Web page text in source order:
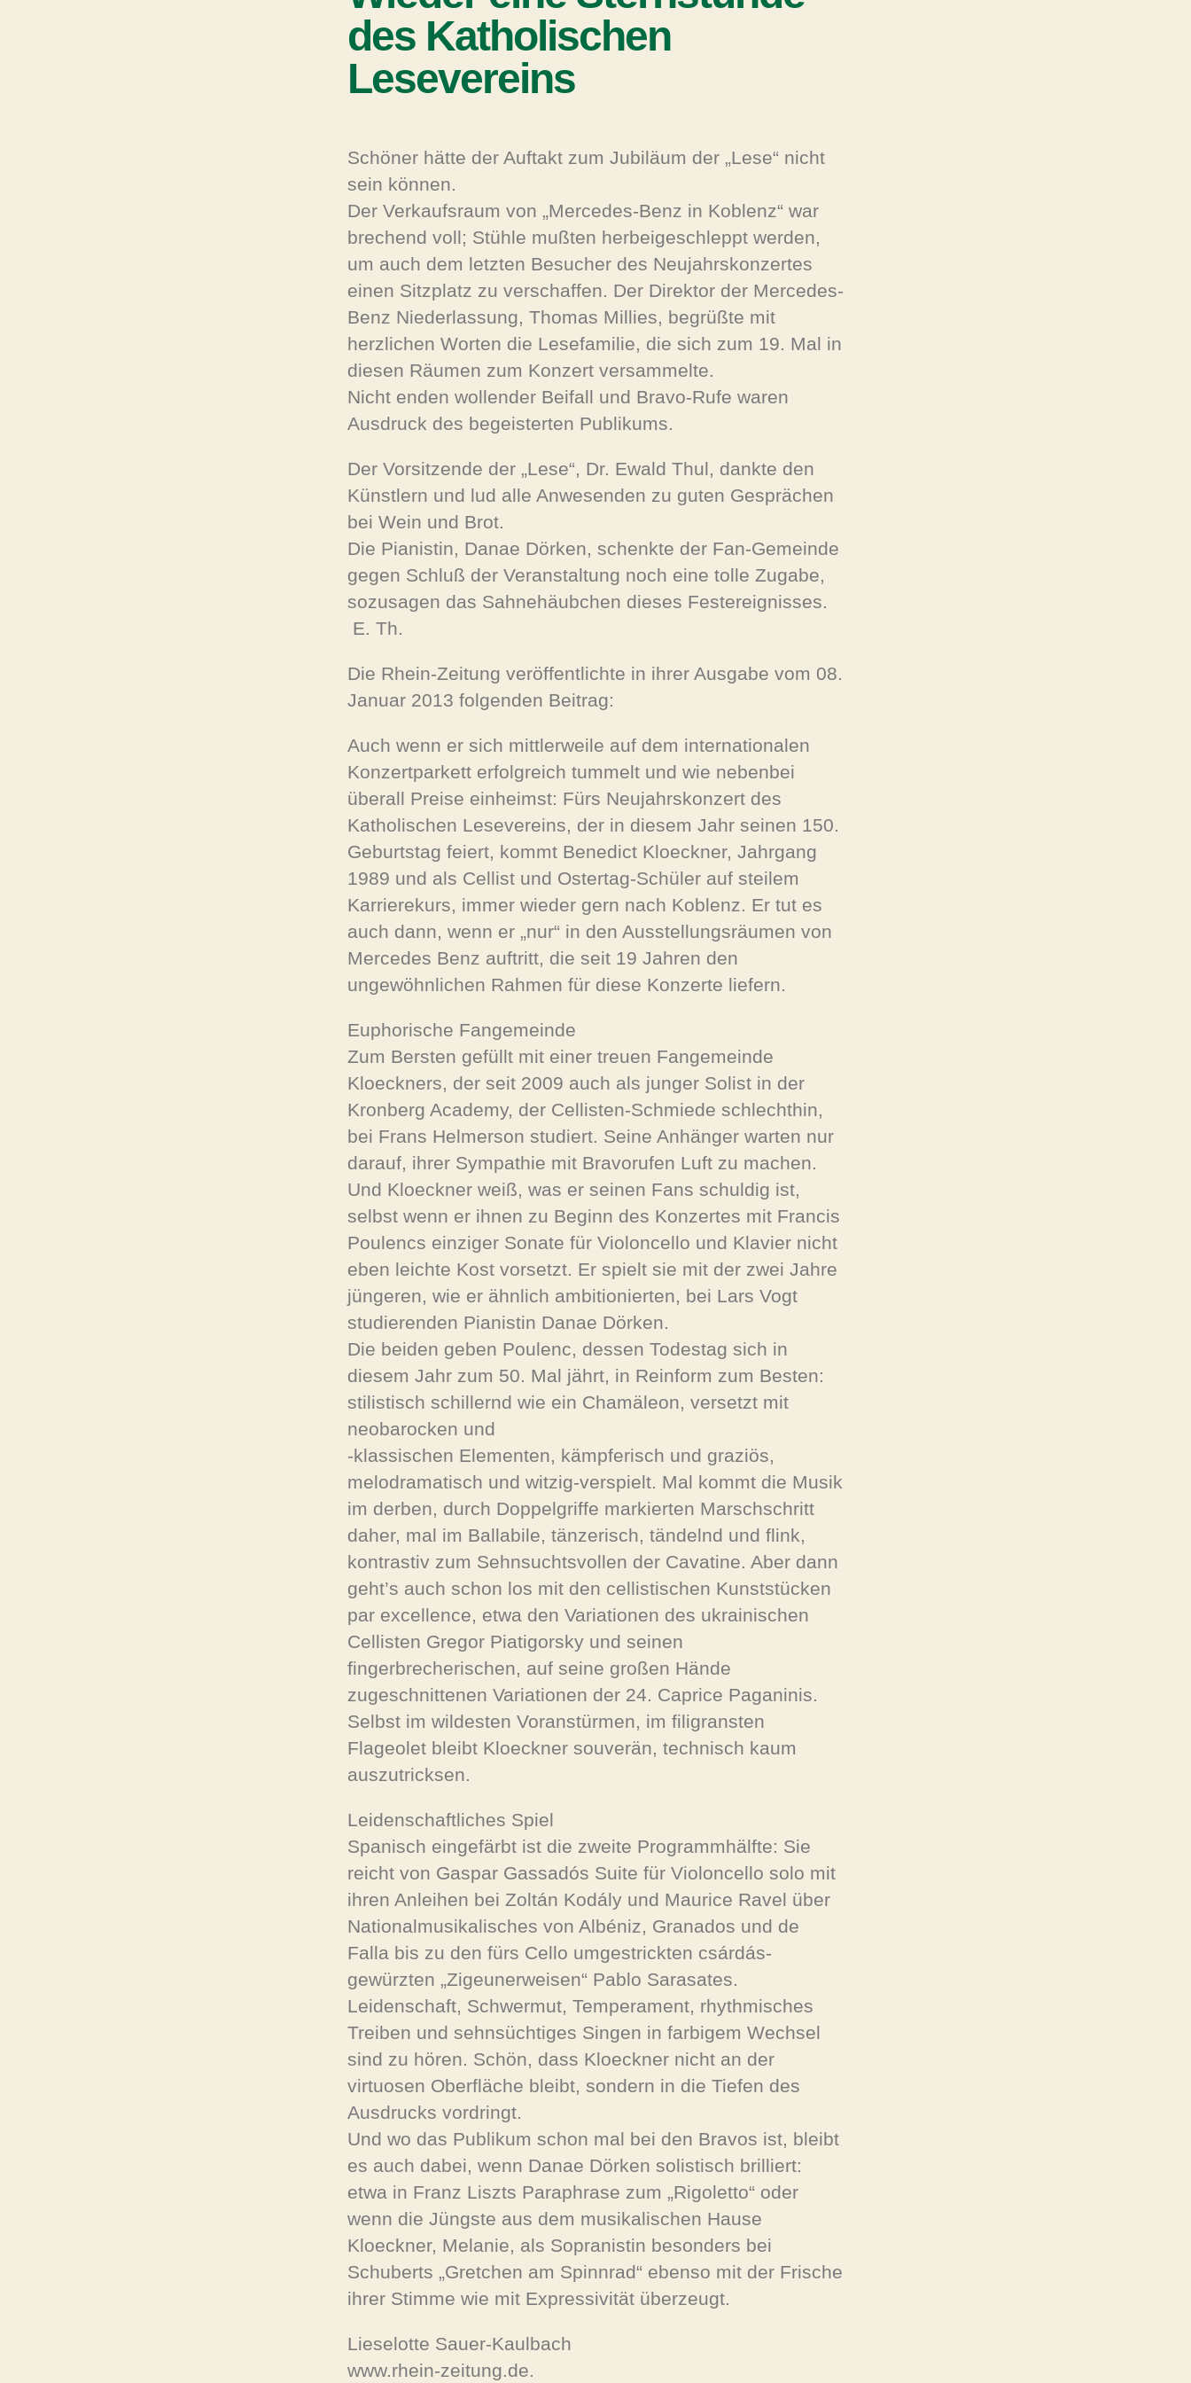
des Katholischen
Lesevereins
Schöner hätte der Auftakt zum Jubiläum der „Lese“ nicht
sein können.
Der Verkaufsraum von „Mercedes-Benz in Koblenz“ war
brechend voll; Stühle mußten herbeigeschleppt werden,
um auch dem letzten Besucher des Neujahrskonzertes
einen Sitzplatz zu verschaffen. Der Direktor der Mercedes-
Benz Niederlassung, Thomas Millies, begrüßte mit
herzlichen Worten die Lesefamilie, die sich zum 19. Mal in
diesen Räumen zum Konzert versammelte.
Nicht enden wollender Beifall und Bravo-Rufe waren
Ausdruck des begeisterten Publikums.
Der Vorsitzende der „Lese“, Dr. Ewald Thul, dankte den
Künstlern und lud alle Anwesenden zu guten Gesprächen
bei Wein und Brot.
Die Pianistin, Danae Dörken, schenkte der Fan-Gemeinde
gegen Schluß der Veranstaltung noch eine tolle Zugabe,
sozusagen das Sahnehäubchen dieses Festereignisses.
E. Th.
Die Rhein-Zeitung veröffentlichte in ihrer Ausgabe vom 08.
Januar 2013 folgenden Beitrag:
Auch wenn er sich mittlerweile auf dem internationalen
Konzertparkett erfolgreich tummelt und wie nebenbei
überall Preise einheimst: Fürs Neujahrskonzert des
Katholischen Lesevereins, der in diesem Jahr seinen 150.
Geburtstag feiert, kommt Benedict Kloeckner, Jahrgang
1989 und als Cellist und Ostertag-Schüler auf steilem
Karrierekurs, immer wieder gern nach Koblenz. Er tut es
auch dann, wenn er „nur“ in den Ausstellungsräumen von
Mercedes Benz auftritt, die seit 19 Jahren den
ungewöhnlichen Rahmen für diese Konzerte liefern.
Euphorische Fangemeinde
Zum Bersten gefüllt mit einer treuen Fangemeinde
Kloeckners, der seit 2009 auch als junger Solist in der
Kronberg Academy, der Cellisten-Schmiede schlechthin,
bei Frans Helmerson studiert. Seine Anhänger warten nur
darauf, ihrer Sympathie mit Bravorufen Luft zu machen.
Und Kloeckner weiß, was er seinen Fans schuldig ist,
selbst wenn er ihnen zu Beginn des Konzertes mit Francis
Poulencs einziger Sonate für Violoncello und Klavier nicht
eben leichte Kost vorsetzt. Er spielt sie mit der zwei Jahre
jüngeren, wie er ähnlich ambitionierten, bei Lars Vogt
studierenden Pianistin Danae Dörken.
Die beiden geben Poulenc, dessen Todestag sich in
diesem Jahr zum 50. Mal jährt, in Reinform zum Besten:
stilistisch schillernd wie ein Chamäleon, versetzt mit
neobarocken und
-klassischen Elementen, kämpferisch und graziös,
melodramatisch und witzig-verspielt. Mal kommt die Musik
im derben, durch Doppelgriffe markierten Marschschritt
daher, mal im Ballabile, tänzerisch, tändelnd und flink,
kontrastiv zum Sehnsuchtsvollen der Cavatine. Aber dann
geht’s auch schon los mit den cellistischen Kunststücken
par excellence, etwa den Variationen des ukrainischen
Cellisten Gregor Piatigorsky und seinen
fingerbrecherischen, auf seine großen Hände
zugeschnittenen Variationen der 24. Caprice Paganinis.
Selbst im wildesten Voranstürmen, im filigransten
Flageolet bleibt Kloeckner souverän, technisch kaum
auszutricksen.
Leidenschaftliches Spiel
Spanisch eingefärbt ist die zweite Programmhälfte: Sie
reicht von Gaspar Gassadós Suite für Violoncello solo mit
ihren Anleihen bei Zoltán Kodály und Maurice Ravel über
Nationalmusikalisches von Albéniz, Granados und de
Falla bis zu den fürs Cello umgestrickten csárdás-
gewürzten „Zigeunerweisen“ Pablo Sarasates.
Leidenschaft, Schwermut, Temperament, rhythmisches
Treiben und sehnsüchtiges Singen in farbigem Wechsel
sind zu hören. Schön, dass Kloeckner nicht an der
virtuosen Oberfläche bleibt, sondern in die Tiefen des
Ausdrucks vordringt.
Und wo das Publikum schon mal bei den Bravos ist, bleibt
es auch dabei, wenn Danae Dörken solistisch brilliert:
etwa in Franz Liszts Paraphrase zum „Rigoletto“ oder
wenn die Jüngste aus dem musikalischen Hause
Kloeckner, Melanie, als Sopranistin besonders bei
Schuberts „Gretchen am Spinnrad“ ebenso mit der Frische
ihrer Stimme wie mit Expressivität überzeugt.
Lieselotte Sauer-Kaulbach
www.rhein-zeitung.de.